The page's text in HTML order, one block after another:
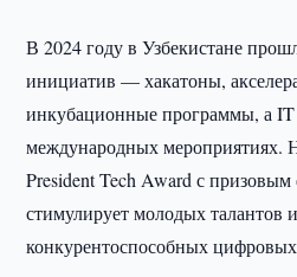
В 2024 году в Узбекистане
инициатив — хакатоны,
инкубационные программы, а IT
международных мероприятиях.
President Tech Award с
стимулирует молодых талантов
конкурентоспособных